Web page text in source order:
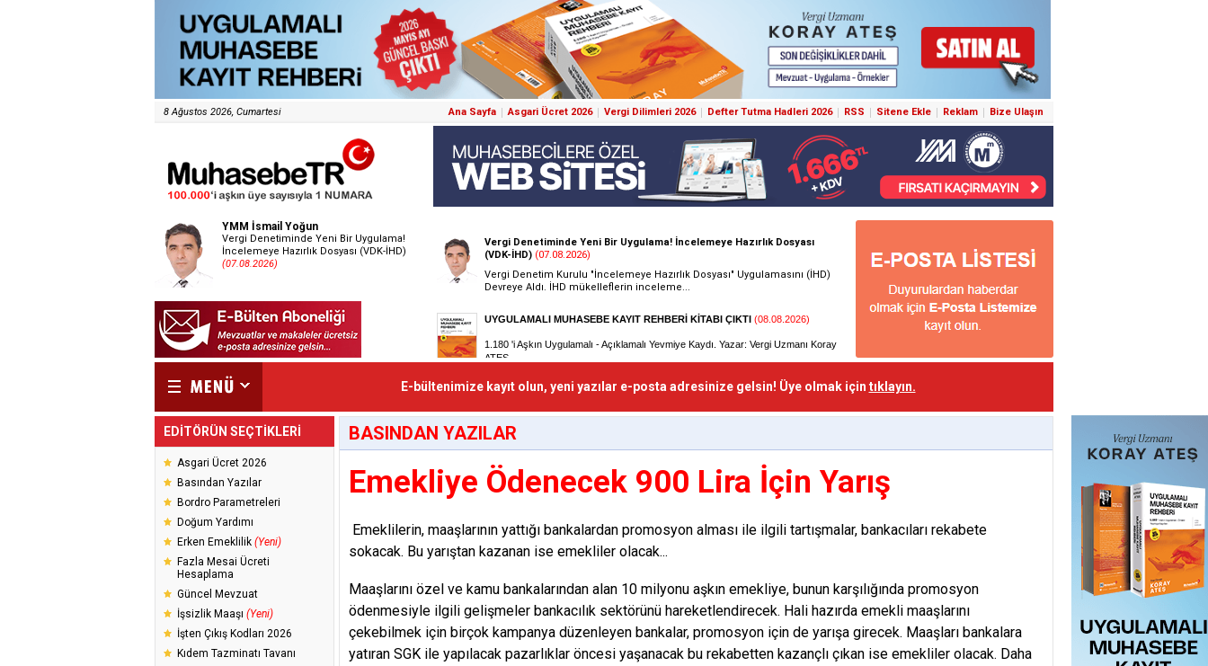
8 Ağustos 2026, Cumartesi Ana Sayfa Asgari Ücret 2026 Vergi Dilimleri 2026 Defter Tutma Hadleri 2026 RSS Sitene Ekle Reklam Bize Ulaşın
YMM İsmail Yoğun
Vergi Denetiminde Yeni Bir Uygulama!
İncelemeye Hazırlık Dosyası (VDK-İHD)
(07.08.2026)
E-bültenimize kayıt olun, yeni yazılar e-posta adresinize gelsin! Üye olmak için tıklayın.
EDİTÖRÜN SEÇTİKLERİ
Asgari Ücret 2026
Basından Yazılar
Bordro Parametreleri
Doğum Yardımı
Erken Emeklilik (Yeni)
Fazla Mesai Ücreti
Hesaplama
Güncel Mevzuat
İşsizlik Maaşı (Yeni)
İşten Çıkış Kodları 2026
Kıdem Tazminatı Tavanı
BASINDAN YAZILAR
Emekliye Ödenecek 900 Lira İçin Yarış
Emeklilerin, maaşlarının yattığı bankalardan promosyon alması ile ilgili tartışmalar, bankacıları rekabete
sokacak. Bu yarıştan kazanan ise emekliler olacak...
Maaşlarını özel ve kamu bankalarından alan 10 milyonu aşkın emekliye, bunun karşılığında promosyon
ödenmesiyle ilgili gelişmeler bankacılık sektörünü hareketlendirecek. Hali hazırda emekli maaşlarını
çekebilmek için birçok kampanya düzenleyen bankalar, promosyon için de yarışa girecek. Maaşları bankalara
yatıran SGK ile yapılacak pazarlıklar öncesi yaşanacak bu rekabetten kazançlı çıkan ise emekliler olacak. Daha